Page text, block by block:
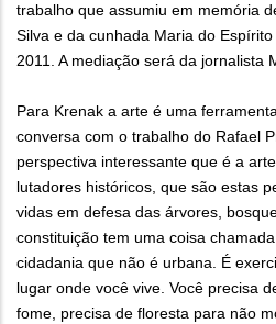
trabalho que assumiu em memória
Silva e da cunhada Maria do
2011. A mediação será da jornalista
Para Krenak a arte é uma
conversa com o trabalho do Rafael
perspectiva interessante que é a
lutadores históricos, que são estas
vidas em defesa das árvores,
constituição tem uma coisa chamada
cidadania que não é urbana. É
lugar onde você vive. Você precisa
fome, precisa de floresta para não